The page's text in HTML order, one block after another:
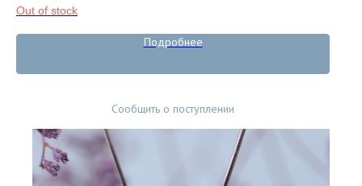
Out of stock
Подробнее
Сообщить о поступлении